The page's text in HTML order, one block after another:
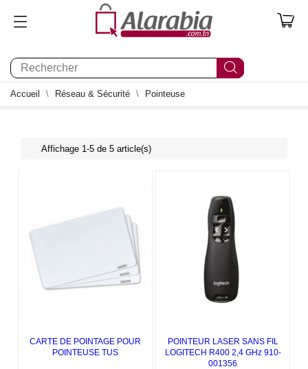
0
Accueil Réseau & Sécurité Pointeuse
Affichage 1-5 de 5 article(s)
CARTE DE POINTAGE POUR
POINTEUSE TUS
POINTEUR LASER SANS FIL
LOGITECH R400 2,4 GHz 910-
001356